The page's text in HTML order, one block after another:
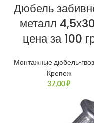
Дюбель
металл
цена за 100
Монтажные дюбель-
Крепеж
₽